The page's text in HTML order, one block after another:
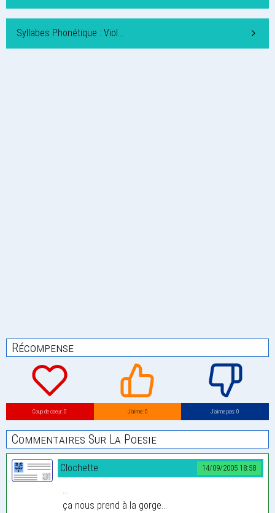
Syllabes Phonétique : Viol…
Récompense
Coup de coeur: 0 J’aime: 0 J’aime pas: 0
Commentaires Sur La Poesie
14/09/2005 18:58
Clochette
ça nous prend à la gorge...